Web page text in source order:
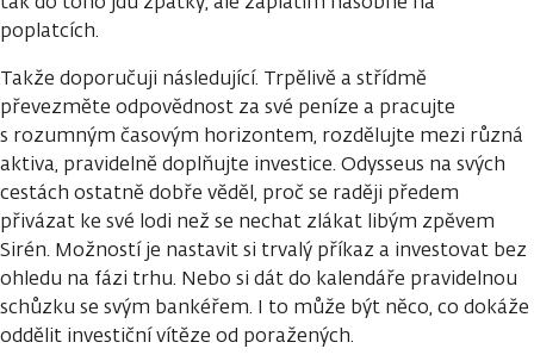
poplatcích.
Takže doporučuji následující. Trpělivě a střídmě
převezměte odpovědnost za své peníze a pracujte
s rozumným časovým horizontem, rozdělujte mezi různá
aktiva, pravidelně doplňujte investice. Odysseus na svých
cestách ostatně dobře věděl, proč se raději předem
přivázat ke své lodi než se nechat zlákat libým zpěvem
Sirén. Možností je nastavit si trvalý příkaz a investovat bez
ohledu na fázi trhu. Nebo si dát do kalendáře pravidelnou
schůzku se svým bankéřem. I to může být něco, co dokáže
oddělit investiční vítěze od poražených.